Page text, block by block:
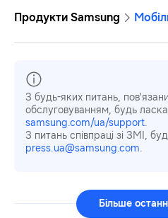
Продукти Samsung
З будь-яких питань,
обслуговуванням, будь
samsung.com/ua/support.
З питань співпраці зі ЗМІ,
press.ua@samsung.com.
Більше